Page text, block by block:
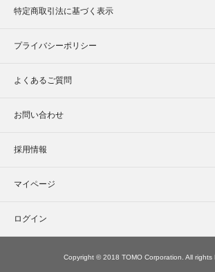
特定商取引法に基づく表示
プライバシーポリシー
よくあるご質問
お問い合わせ
採用情報
マイページ
ログイン
Copyright © 2018 TOMO Corporation. All rights